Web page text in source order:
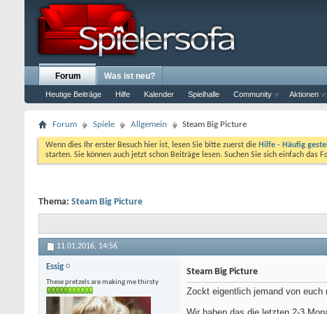
Forum
Heutige Beiträge Hilfe Kalender Spielhalle Community Aktionen
Was ist neu?
Forum Spiele Allgemein Steam Big Picture
Wenn dies Ihr erster Besuch hier ist, lesen Sie bitte zuerst die Hilfe - Häufig
starten. Sie können auch jetzt schon Beiträge lesen. Suchen Sie sich einfach das
Thema: Steam Big Picture
11.01.2016, 14:56
Essig
These pretzels are making me thirsty
Steam Big Picture
Zockt eigentlich jemand von